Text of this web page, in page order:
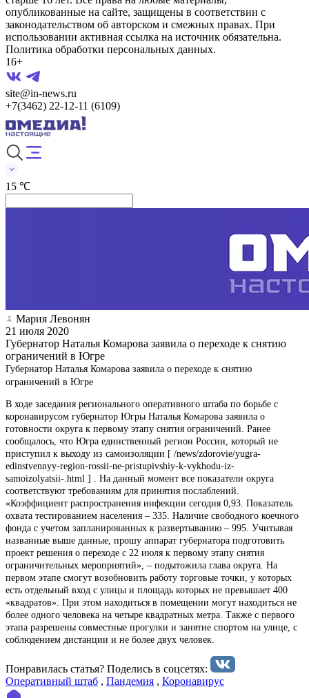
опубликованные на сайте, защищены в соответствии с
законодательством об авторском и смежных правах. При
использовании активная ссылка на источник обязательна.
Политика обработки персональных данных.
16+
site@in-news.ru
+7(3462) 22-12-11 (6109)
15 ℃
Мария Левонян
21 июля 2020
Губернатор Наталья Комарова заявила о переходе к снятию
ограничений в Югре
Губернатор Наталья Комарова заявила о переходе к снятию
ограничений в Югре
В ходе заседания регионального оперативного штаба по борьбе с
коронавирусом губернатор Югры Наталья Комарова заявила о
готовности округа к первому этапу снятия ограничений. Ранее
сообщалось, что Югра единственный регион России, который не
приступил к выходу из самоизоляции [ /news/zdorovie/yugra-
edinstvennyy-region-rossii-ne-pristupivshiy-k-vykhodu-iz-
samoizolyatsii-.html ] . На данный момент все показатели округа
соответствуют требованиям для принятия послаблений.
«Коэффициент распространения инфекции сегодня 0,93. Показатель
охвата тестированием населения – 335. Наличие свободного коечного
фонда с учетом запланированных к развертыванию – 995. Учитывая
названные выше данные, прошу аппарат губернатора подготовить
проект решения о переходе с 22 июля к первому этапу снятия
ограничительных мероприятий», – подытожила глава округа. На
первом этапе смогут возобновить работу торговые точки, у которых
есть отдельный вход с улицы и площадь которых не превышает 400
«квадратов». При этом находиться в помещении могут находиться не
более одного человека на четыре квадратных метра. Также с первого
этапа разрешены совместные прогулки и занятие спортом на улице, с
соблюдением дистанции и не более двух человек.
Понравилась статья? Поделиcь в соцсетях:
Оперативный штаб , Пандемия , Коронавирус